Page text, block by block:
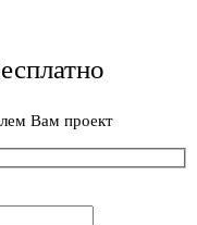
Вам проект